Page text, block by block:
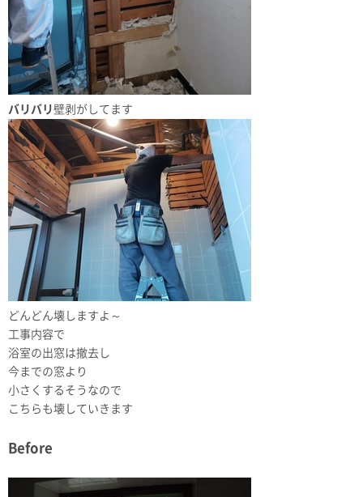
バリバリ壁剥がしてます
どんどん壊しますよ～
工事内容で
浴室の出窓は撤去し
今までの窓より
小さくするそうなので
こちらも壊していきます
Before